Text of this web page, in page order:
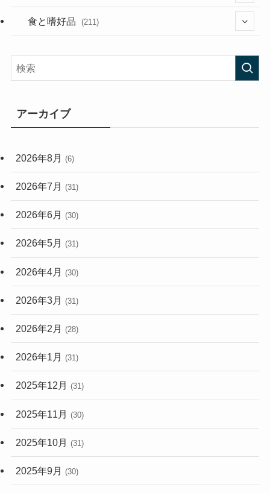
(282)
(33)
(248)
(56)
食と嗜好品 (211)
アーカイブ
2026年8月 (6)
2026年7月 (31)
2026年6月 (30)
2026年5月 (31)
2026年4月 (30)
2026年3月 (31)
2026年2月 (28)
2026年1月 (31)
2025年12月 (31)
2025年11月 (30)
2025年10月 (31)
2025年9月 (30)